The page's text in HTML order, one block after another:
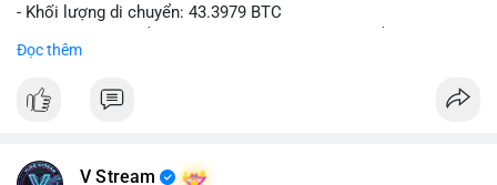
- Khối lượng di chuyển: 43.3979 BTC
USD)
- Thời gian: 04:18
số đủ lớn để tạo áp lực thanh khoản tức thời. Hành vi này có
Đọc thêm
V Stream